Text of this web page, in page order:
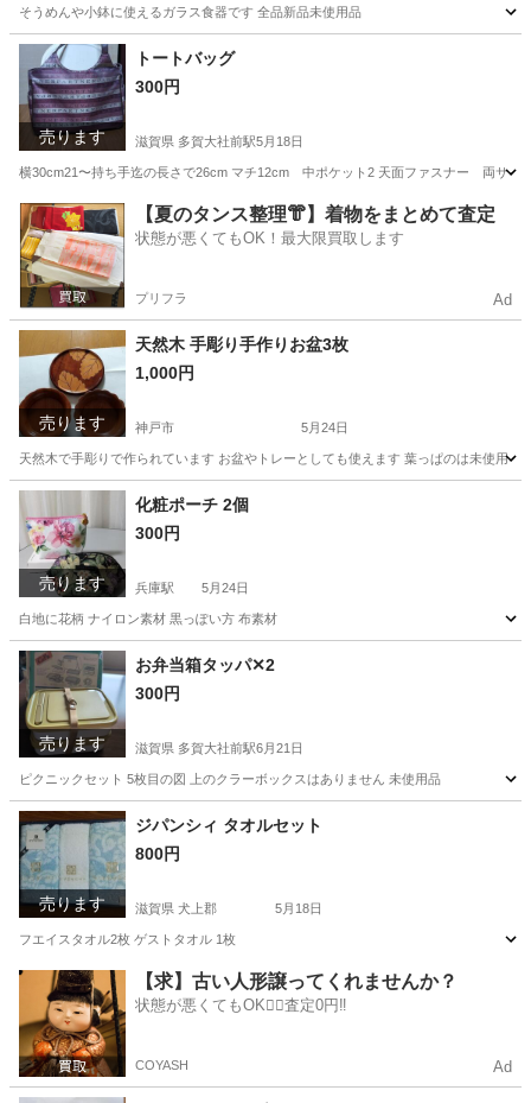
そうめんや小鉢に使えるガラス食器です 全品新品未使用品
兵庫 神戸市 兵庫駅 食器
売ります
トートバッグ
300円
滋賀県 多賀大社前駅5月18日
横30cm21〜持ち手迄の長さで26cm マチ12cm 中ポケット2 天面ファスナー 両サイ
滋賀 犬上郡 多賀大社前駅 バッグ
【夏のタンス整理👘】着物をまとめて査定
状態が悪くてもOK！最大限買取します
プリフラ Ad
売ります
天然木 手彫り手作りお盆3枚
1,000円
神戸市 5月24日
天然木で手彫りで作られています お盆やトレーとしても使えます 葉っぱのは未使用 2
兵庫 神戸市 食器 お盆
売ります
化粧ポーチ 2個
300円
兵庫駅 5月24日
白地に花柄 ナイロン素材 黒っぽい方 布素材
兵庫 神戸市 兵庫駅 バッグ
売ります
お弁当箱タッパ✕2
300円
滋賀県 多賀大社前駅6月21日
ピクニックセット 5枚目の図 上のクラーボックスはありません 未使用品
滋賀 犬上郡 多賀大社前駅 食器
売ります
ジパンシィ タオルセット
800円
滋賀県 犬上郡 5月18日
フエイスタオル2枚 ゲストタオル 1枚
滋賀 犬上郡 生活雑貨 タオル
【求】古い人形譲ってくれませんか？
状態が悪くてもOK🙆‍♀️査定0円‼️
COYASH Ad